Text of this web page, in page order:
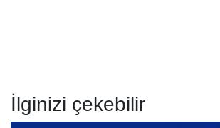
İlginizi çekebilir